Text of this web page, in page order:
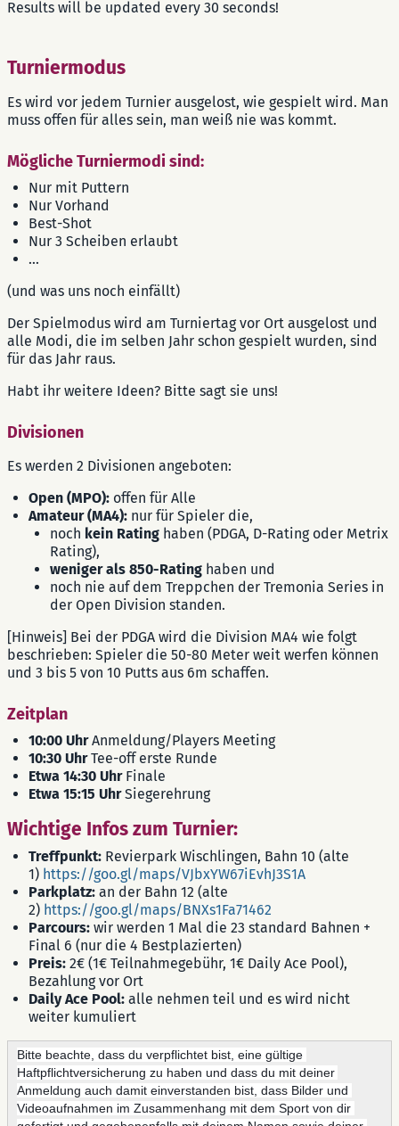
Results will be updated every 30 seconds!
Turniermodus
Es wird vor jedem Turnier ausgelost, wie gespielt wird. Man
muss offen für alles sein, man weiß nie was kommt.
Mögliche Turniermodi sind:
Nur mit Puttern
Nur Vorhand
Best-Shot
Nur 3 Scheiben erlaubt
...
(und was uns noch einfällt)
Der Spielmodus wird am Turniertag vor Ort ausgelost und
alle Modi, die im selben Jahr schon gespielt wurden, sind
für das Jahr raus.
Habt ihr weitere Ideen? Bitte sagt sie uns!
Divisionen
Es werden 2 Divisionen angeboten:
Open (MPO): offen für Alle
Amateur (MA4): nur für Spieler die,
noch kein Rating haben (PDGA, D-Rating oder Metrix
Rating),
weniger als 850-Rating haben und
noch nie auf dem Treppchen der Tremonia Series in
der Open Division standen.
[Hinweis] Bei der PDGA wird die Division MA4 wie folgt
beschrieben: Spieler die 50-80 Meter weit werfen können
und 3 bis 5 von 10 Putts aus 6m schaffen.
Zeitplan
10:00 UhrAnmeldung/Players Meeting
10:30 UhrTee-off erste Runde
Etwa 14:30 UhrFinale
Etwa 15:15 UhrSiegerehrung
Wichtige Infos zum Turnier:
Treffpunkt: Revierpark Wischlingen, Bahn 10 (alte
1) https://goo.gl/maps/VJbxYW67iEvhJ3S1A
Parkplatz: an der Bahn 12 (alte
2) https://goo.gl/maps/BNXs1Fa71462
Parcours: wir werden 1 Mal die 23 standard Bahnen +
Final 6 (nur die 4 Bestplazierten)
Preis: 2€ (1€ Teilnahmegebühr, 1€ Daily Ace Pool),
Bezahlung vor Ort
Daily Ace Pool: alle nehmen teil und es wird nicht
weiter kumuliert
Bitte beachte, dass du verpflichtet bist, eine gültige
Haftpflichtversicherung zu haben und dass du mit deiner
Anmeldung auch damit einverstanden bist, dass Bilder und
Videoaufnahmen im Zusammenhang mit dem Sport von dir